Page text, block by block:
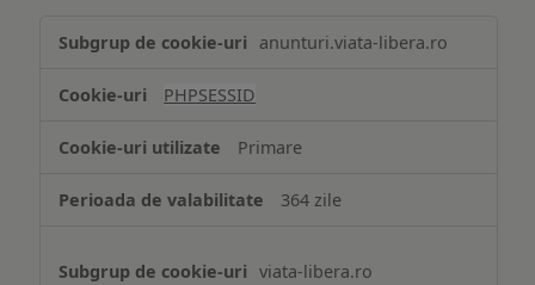
de
Cookie
necesare
anunturi.viata-libera.ro
PHPSESSID
Primare
364 zile
viata-libera.ro